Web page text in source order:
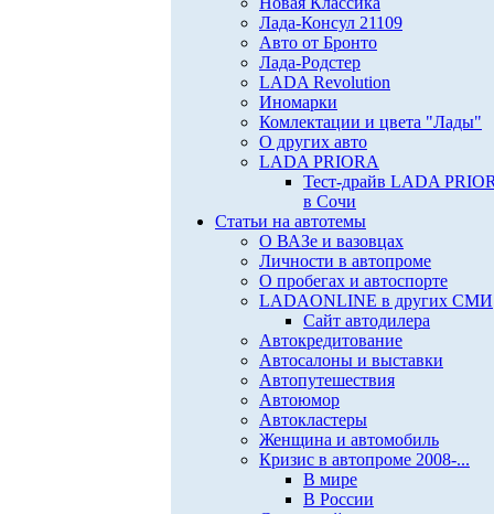
Лада-Консул 21109
Авто от Бронто
Лада-Родстер
LADA Revolution
Иномарки
Комлектации и цвета "Лады"
О других авто
LADA PRIORA
Тест-драйв LADA
в Сочи
Статьи на автотемы
О ВАЗе и вазовцах
Личности в автопроме
О пробегах и автоспорте
LADAONLINE в других СМИ
Сайт автодилера
Автокредитование
Автосалоны и выставки
Автопутешествия
Автоюмор
Автокластеры
Женщина и автомобиль
Кризис в автопроме 2008-...
В мире
В России